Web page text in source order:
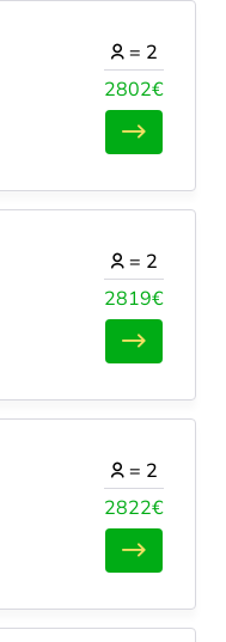
2802€
= 2
2819€
= 2
2822€
= 2